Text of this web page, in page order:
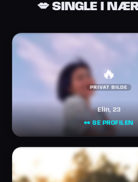
💋 SINGLE I
🔥
PRIVAT BILDE
Elin, 23
👀 SE PROFILEN